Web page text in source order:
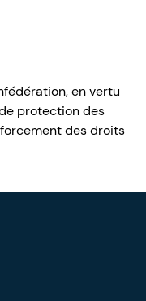
en vertu
protection des
des droits